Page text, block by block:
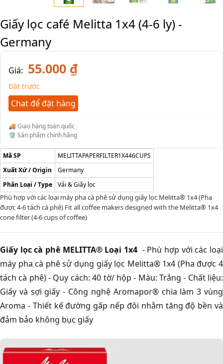
Giấy lọc café Melitta 1x4 (4-6 ly) -
Germany
Giá: 55.000 ₫
Đặt trước
Chat để đặt hàng
🚚 Giao hàng toàn quốc
🛡️ Sản phẩm chính hãng
Mã SP
MELITTAPAPERFILTER1X446CUPS
Xuất Xứ / Origin
Germany
Phân Loại / Type
Vải & Giấy lọc
Phù hợp với các loại máy pha cà phê sử dụng giấy lọc Melitta® 1x4 (Pha
được 4-6 tách cà phê) Fit all coffee makers designed with the Melitta® 1x4
cone filter (4-6 cups of coffee)
Giấy lọc cà phê MELITTA® Loại 1x4 - Phù hợp với các loại
máy pha cà phê sử dụng giấy lọc Melitta® 1x4 (Pha được 4
tách cà phê) - Quy cách: 40 tờ/ hộp - Màu: Trắng - Chất liệu:
Giấy và sợi giấy - Công nghệ Aromapor® chia làm 3 vùng
Aroma - Thiết kế đường gấp nếp đôi nhằm tăng độ bền và
đảm bảo không bục giấy